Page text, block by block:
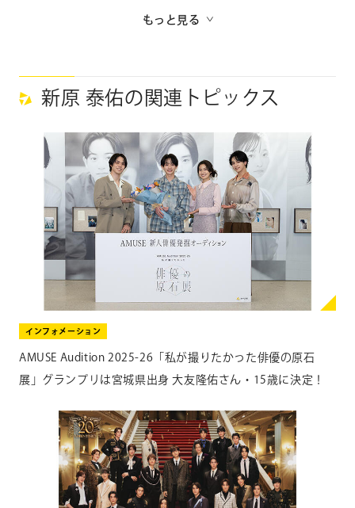
磯山さやか、大友花恋、入山法子、菊池和澄、新原泰佑、下
川恭平・川島明（麒麟）
▽NHKオフィシャルサイト
https://www.nhk.jp/g/drama/blog/
オフィシャルX：@NHK_GTV ／ @nhk_dramas
オフィシャルInstagram：@nhk_yorudora
もっと見る
新原 泰佑の関連トピックス
インフォメーション
AMUSE Audition 2025-26「私が撮りたかった俳優の原石
展」グランプリは宮城県出身 大友隆佑さん・15歳に決定！